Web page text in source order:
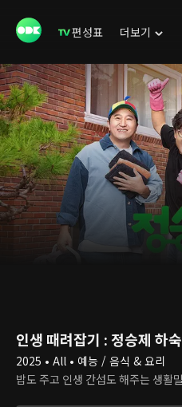
편성표 더보기
인생 때려잡기 : 정승제 하
2025 • All • 예능 / 음식 & 요리
밥도 주고 인생 간섭도 해주는 생활